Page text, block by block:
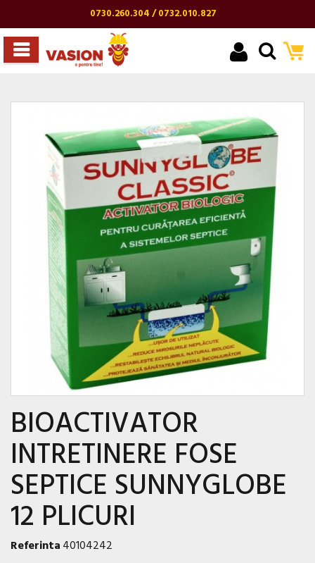
0730.260.304 / 0732.010.827
BIOACTIVATOR
INTRETINERE FOSE
SEPTICE SUNNYGLOBE
12 PLICURI
Referinta40104242